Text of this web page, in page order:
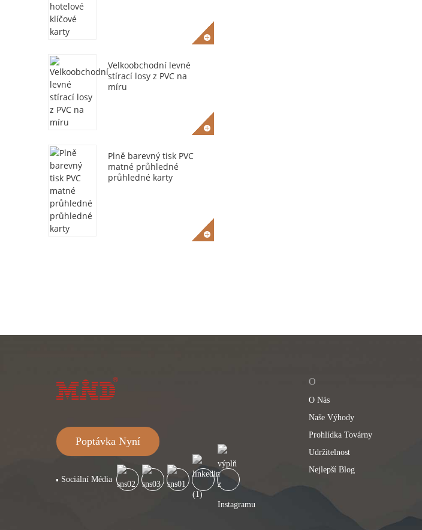
Velkoobchodní levné
stírací losy z PVC na
míru
Plně barevný tisk PVC
matné průhledné
průhledné karty
Poptávka Nyní
Sociální Média
O
O Nás
Naše Výhody
Prohlídka Továrny
Udržitelnost
Nejlepší Blog